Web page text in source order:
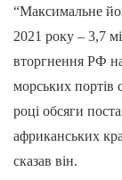
“Максимальне
2021 року – 3,7
вторгнення РФ
морських портів
році обсяги
африканських
сказав він.